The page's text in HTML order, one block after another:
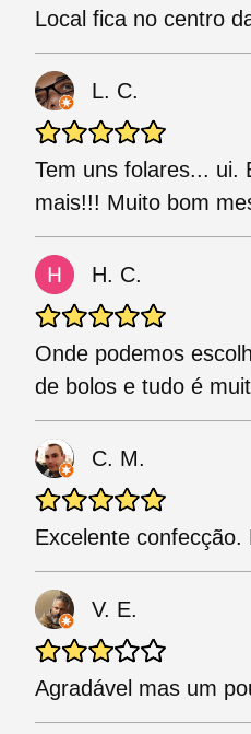
Local fica no centro
L. C.
Tem uns folares... ui.
mais!!! Muito bom
H. C.
Onde podemos
de bolos e tudo é
C. M.
Excelente confecção.
V. E.
Agradável mas um